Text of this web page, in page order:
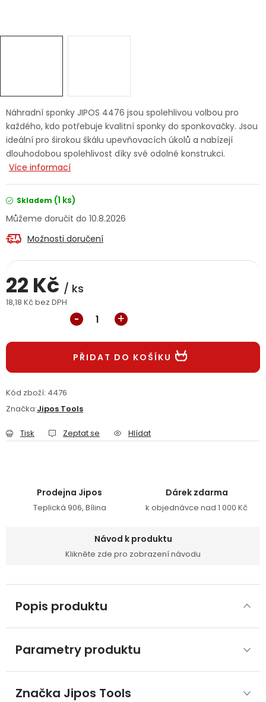
Jaký je aktuální stav mé objednávky?
Servis nářadí Hodnocení obchodu
Reklamační formulář
Obchodní podmínky Reklamační řád
Náhradní sponky JIPOS 4476 jsou spolehlivou volbou pro
každého, kdo potřebuje kvalitní sponky do sponkovačky. Jsou
ideální pro širokou škálu upevňovacích úkolů a nabízejí
dlouhodobou spolehlivost díky své odolné konstrukci.
Více informací
Skladem (1 ks)
10.8.2026
Možnosti doručení
22 Kč / ks
18,18 Kč bez DPH
PŘIDAT DO KOŠÍKU
Kód zboží: 4476
Značka:Jipos Tools
Tisk Zeptat se Hlídat
Prodejna Jipos
Teplická 906, Bílina
Dárek zdarma
k objednávce nad 1 000 Kč
Návod k produktu
Klikněte zde pro zobrazení návodu
Popis produktu
Parametry produktu
Značka Jipos Tools